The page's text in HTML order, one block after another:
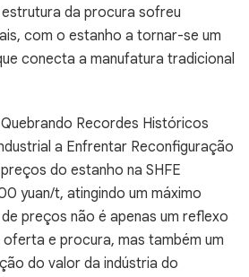
da procura sofreu
com o estanho a tornar-se um
conecta a manufatura tradicional
Recordes Históricos
a Enfrentar Reconfiguração
do estanho na SHFE
yuan/t, atingindo um máximo
preços não é apenas um reflexo
e procura, mas também um
do valor da indústria do